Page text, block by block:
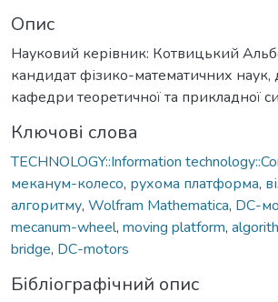
Опис
Науковий керівник: Котвицький
кандидат фізико-математичних
кафедри теоретичної та прикладної
Ключові слова
TECHNOLOGY::Information
меканум-колесо, рухома платформа,
алгоритму, Wolfram Mathematica, DC-
mecanum-wheel, moving platform,
bridge, DC-motors
Бібліографічний опис